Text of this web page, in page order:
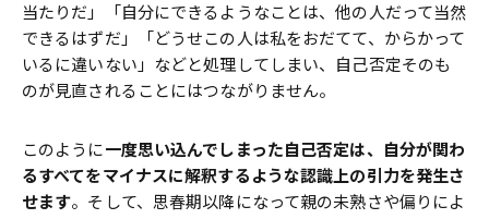
当たりだ」「自分にできるようなことは、他の人だって当然
できるはずだ」「どうせこの人は私をおだてて、からかって
いるに違いない」などと処理してしまい、自己否定そのも
のが見直されることにはつながりません。
このように一度思い込んでしまった自己否定は、自分が関わ
るすべてをマイナスに解釈するような認識上の引力を発生さ
せます。そして、思春期以降になって親の未熟さや偏りによ